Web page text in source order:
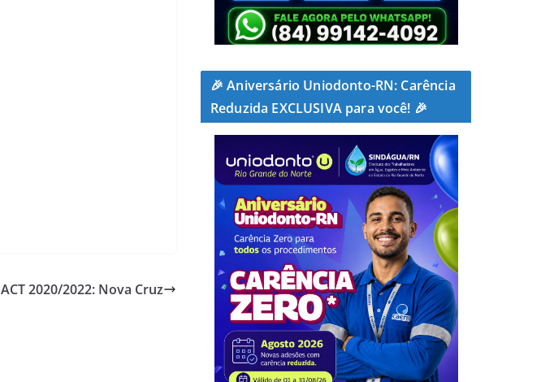
ACT 2020/2022: Nova Cruz
🎉 Aniversário Uniodonto-RN: Carência
Reduzida EXCLUSIVA para você! 🎉